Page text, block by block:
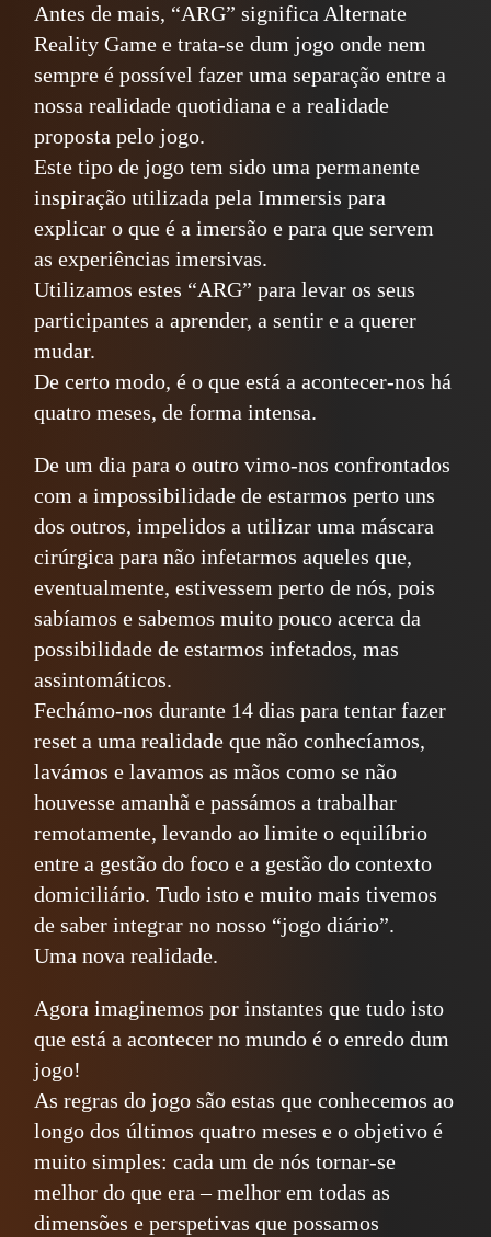
Antes de mais, “ARG” significa Alternate
Reality Game e trata-se dum jogo onde nem
sempre é possível fazer uma separação entre a
nossa realidade quotidiana e a realidade
proposta pelo jogo.
Este tipo de jogo tem sido uma permanente
inspiração utilizada pela Immersis para
explicar o que é a imersão e para que servem
as experiências imersivas.
Utilizamos estes “ARG” para levar os seus
participantes a aprender, a sentir e a querer
mudar.
De certo modo, é o que está a acontecer-nos há
quatro meses, de forma intensa.
De um dia para o outro vimo-nos confrontados
com a impossibilidade de estarmos perto uns
dos outros, impelidos a utilizar uma máscara
cirúrgica para não infetarmos aqueles que,
eventualmente, estivessem perto de nós, pois
sabíamos e sabemos muito pouco acerca da
possibilidade de estarmos infetados, mas
assintomáticos.
Fechámo-nos durante 14 dias para tentar fazer
reset a uma realidade que não conhecíamos,
lavámos e lavamos as mãos como se não
houvesse amanhã e passámos a trabalhar
remotamente, levando ao limite o equilíbrio
entre a gestão do foco e a gestão do contexto
domiciliário. Tudo isto e muito mais tivemos
de saber integrar no nosso “jogo diário”.
Uma nova realidade.
Agora imaginemos por instantes que tudo isto
que está a acontecer no mundo é o enredo dum
jogo!
As regras do jogo são estas que conhecemos ao
longo dos últimos quatro meses e o objetivo é
muito simples: cada um de nós tornar-se
melhor do que era – melhor em todas as
dimensões e perspetivas que possamos